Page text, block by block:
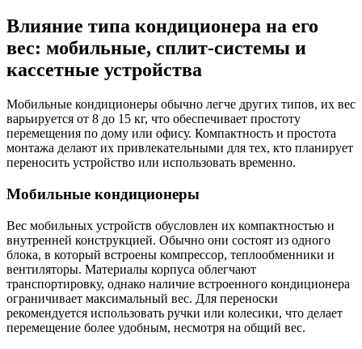
Влияние типа кондиционера на его
вес: мобильные, сплит-системы и
кассетные устройства
Мобильные кондиционеры обычно легче других типов, их вес
варьируется от 8 до 15 кг, что обеспечивает простоту
перемещения по дому или офису. Компактность и простота
монтажа делают их привлекательными для тех, кто планирует
переносить устройство или использовать временно.
Мобильные кондиционеры
Вес мобильных устройств обусловлен их компактностью и
внутренней конструкцией. Обычно они состоят из одного
блока, в который встроены компрессор, теплообменники и
вентиляторы. Материалы корпуса облегчают
транспортировку, однако наличие встроенного кондиционера
ограничивает максимальный вес. Для переноски
рекомендуется использовать ручки или колесики, что делает
перемещение более удобным, несмотря на общий вес.